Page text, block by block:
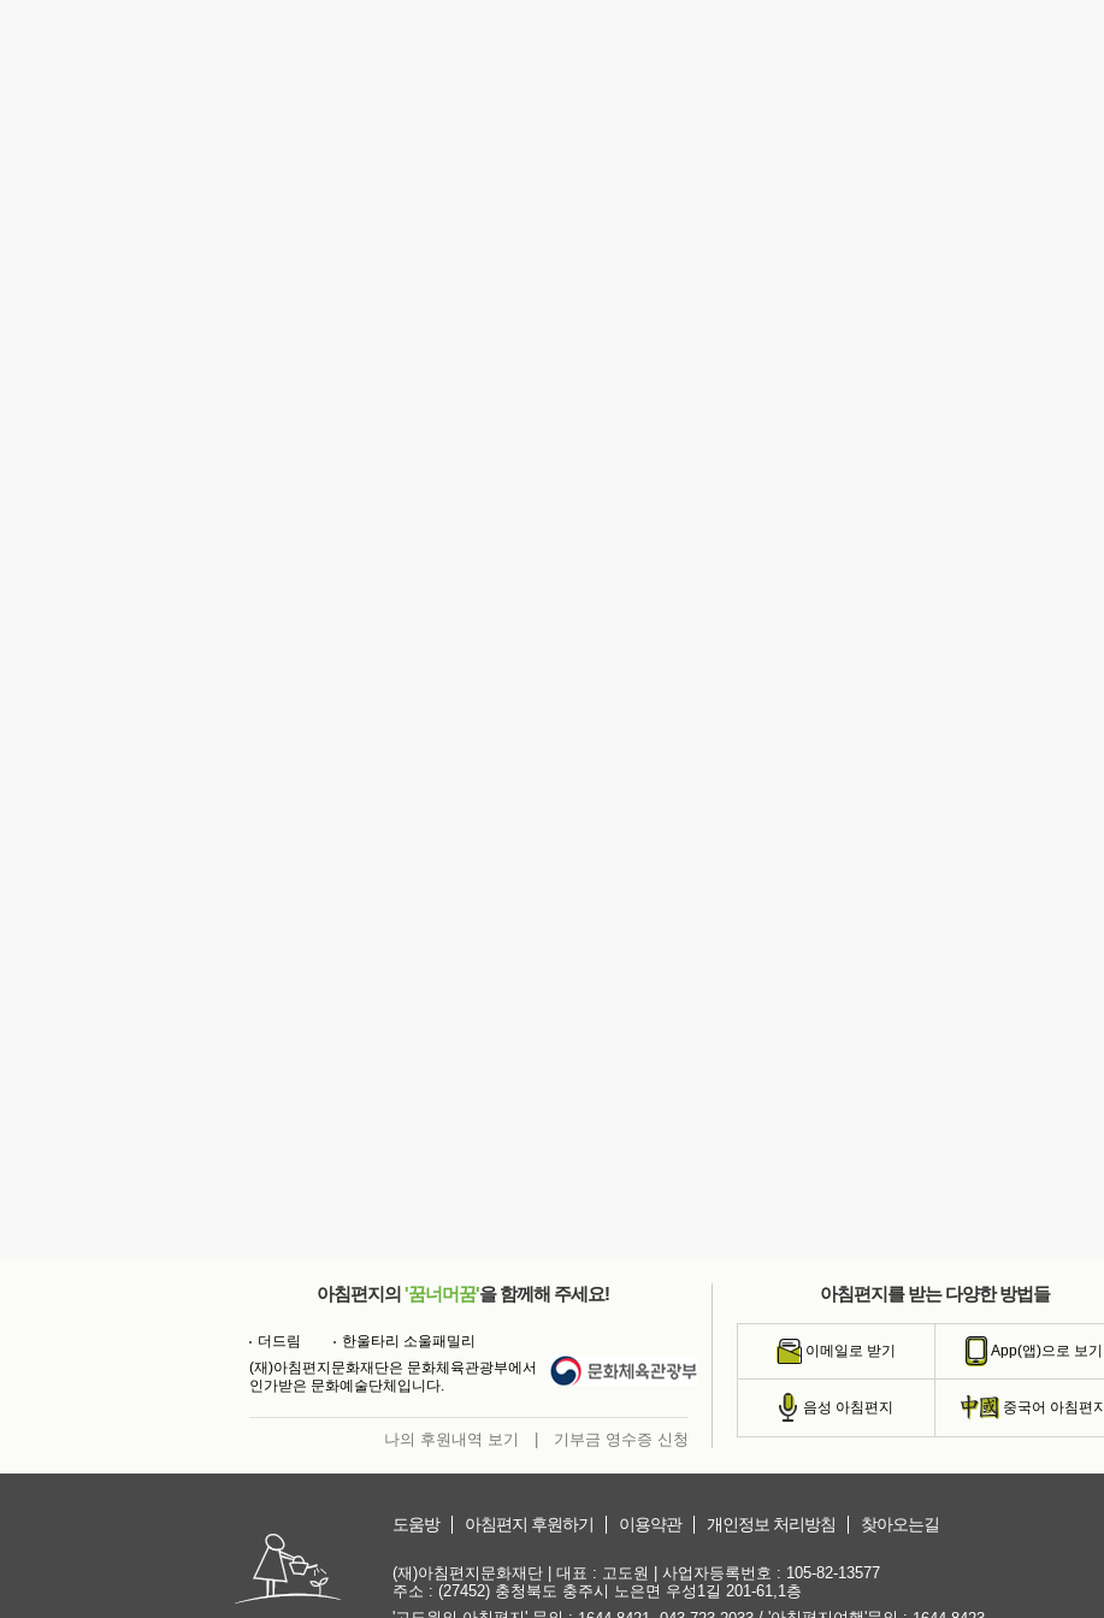
아침편지의 '꿈너머꿈'을 함께해 주세요!
더드림
한울타리 소울패밀리
(재)아침편지문화재단은 문화체육관광부에서
인가받은 문화예술단체입니다.
나의 후원내역 보기 기부금 영수증 신청
아침편지를 받는 다양한 방법들
이메일로 받기 App(앱)으로 보기
음성 아침편지 중국어 아침편지
도움방 아침편지 후원하기 이용약관 개인정보 처리방침 찾아오는길
(재)아침편지문화재단 | 대표 : 고도원 | 사업자등록번호 : 105-82-13577
주소 : (27452) 충청북도 충주시 노은면 우성1길 201-61,1층